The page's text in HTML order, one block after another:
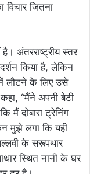
जितना
अंतरराष्ट्रीय स्तर
किया है, लेकिन
लौटने के लिए उसे
“मैंने अपनी बेटी
मैं दोबारा ट्रेनिंग
मुझे लगा कि यही
के सरूपथार
स्थित नानी के घर